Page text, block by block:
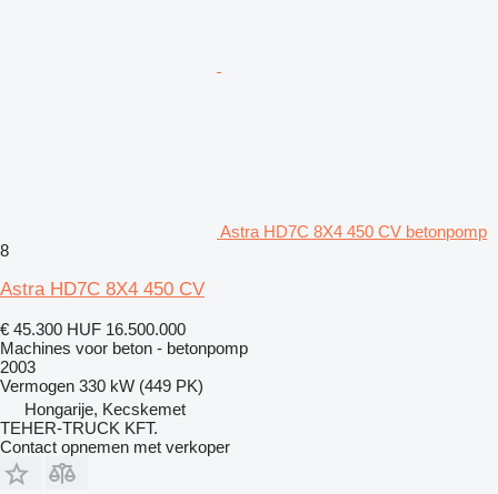
Astra HD7C 8X4 450 CV betonpomp
8
Astra HD7C 8X4 450 CV
€ 45.300 HUF 16.500.000
Machines voor beton - betonpomp
2003
Vermogen 330 kW (449 PK)
Hongarije, Kecskemet
TEHER-TRUCK KFT.
Contact opnemen met verkoper